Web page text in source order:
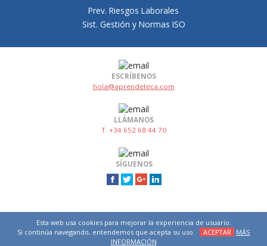
Prev. Riesgos Laborales
Sist. Gestión y Normas ISO
ESCRÍBENOS
hola@aprendeteca.com
LLÁMANOS
T. +34 652 68 44 70
SÍGUENOS
Esta web usa cookies para mejorar la experiencia de usuario.
Si continúa navegando, entendemos que acepta su uso.
ACEPTAR
MÁS
INFORMACIÓN